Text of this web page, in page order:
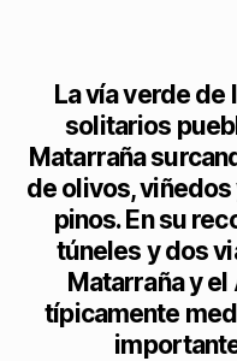
La vía verde de
solitarios
Matarraña
de olivos,
pinos. En su
túneles y dos
Matarraña y
típicamente